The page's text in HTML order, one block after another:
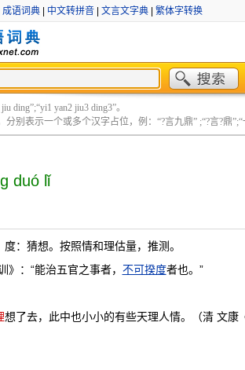
成语词典| 中文转拼音| 文言文字典| 繁体字转换
ding”;“yi1 yan2 jiu3 ding3”。
别表示一个或多个汉字占位，例：“?言九鼎” ;“?言?鼎”;“
duó lǐ
：猜想。按照情和理估量，推测。
》：“能治五官之事者， 不可揆度者也。”
想了去，此中也小小的有些天理人情。（清 文康